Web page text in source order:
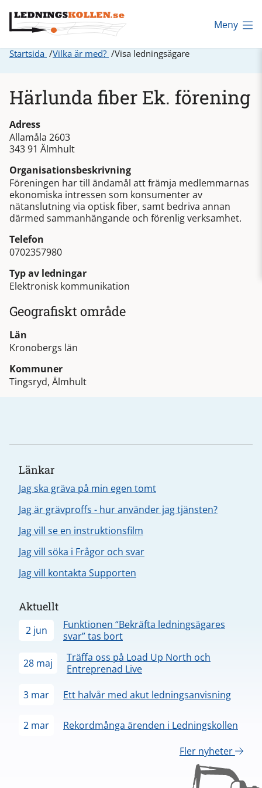
Meny
Startsida Vilka är med? Visa ledningsägare
Härlunda fiber Ek. förening
Adress
Allamåla 2603
343 91 Älmhult
Organisationsbeskrivning
Föreningen har till ändamål att främja medlemmarnas
ekonomiska intressen som konsumenter av
nätanslutning via optisk fiber, samt bedriva annan
därmed sammanhängande och förenlig verksamhet.
Telefon
0702357980
Typ av ledningar
Elektronisk kommunikation
Geografiskt område
Län
Kronobergs län
Kommuner
Tingsryd, Älmhult
Länkar
Jag ska gräva på min egen tomt
Jag är grävproffs - hur använder jag tjänsten?
Jag vill se en instruktionsfilm
Jag vill söka i Frågor och svar
Jag vill kontakta Supporten
Aktuellt
2 jun
Funktionen “Bekräfta ledningsägares
svar” tas bort
28 maj
Träffa oss på Load Up North och
Entreprenad Live
3 mar
Ett halvår med akut ledningsanvisning
2 mar
Rekordmånga ärenden i Ledningskollen
Fler nyheter